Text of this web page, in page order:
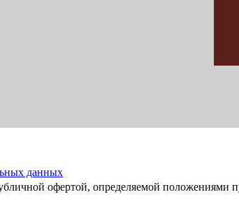
данных
офертой, определяемой положениями